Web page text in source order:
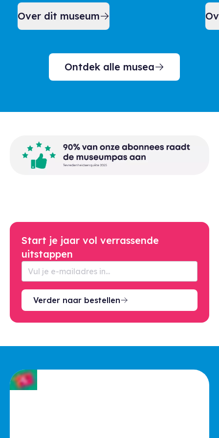
Over dit museum
Ontdek alle musea
Start je jaar vol verrassende
uitstappen
Verder naar bestellen